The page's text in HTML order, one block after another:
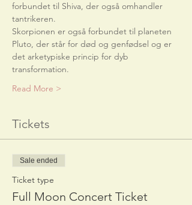
forbundet til Shiva, der også omhandler
tantrikeren.
Skorpionen er også forbundet til planeten
Pluto, der står for død og genfødsel og er
det arketypiske princip for dyb
transformation.
Read More >
Tickets
Sale ended
Ticket type
Full Moon Concert Ticket